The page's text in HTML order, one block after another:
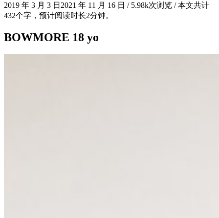
2019 年 3 月 3 日 2021 年 11 月 16 日 /5.98k次浏览 /本文共计
432个字，预计阅读时长2分钟。
BOWMORE 18 yo